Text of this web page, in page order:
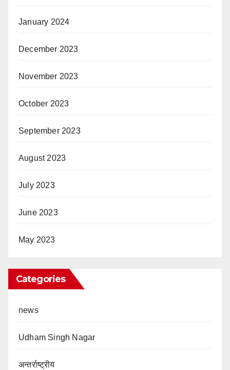
January 2024
December 2023
November 2023
October 2023
September 2023
August 2023
July 2023
June 2023
May 2023
Categories
news
Udham Singh Nagar
अन्तर्राष्ट्रीय